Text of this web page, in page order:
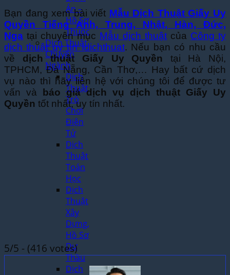
Án –
Hồ Sơ
Thuốc
Dịch Thuật
Chuyên
Ngành
Dịch
Thuật
Trò
Chơi
Điện
Tử
Dịch
Thuật
Toán
Học
Dịch
Thuật
Xây
Dựng,
Hồ Sơ
Dự
Thầu
Dịch
Bạn đang xem bài viết Mẫu Dịch Thuật Giấy Uy
Quyền Tiếng Anh, Trung, Nhật, Hàn, Đức,
Nga tại chuyên mục Mẫu dịch thuật của Công ty
dịch thuật uy tín Idichthuat. Nếu bạn có nhu cầu
về dịch thuật Giấy Uy Quyền tại Hà Nội,
TPHCM, Đà Nẵng, Cần Thơ,… Hay bất cứ dịch
vụ nào thì hãy liên hệ với chúng tôi để được tư
vấn và
báo giá dịch vụ dịch thuật Giấy Uy
Quyền tốt nhất, uy tín nhất.
5/5 - (416 votes)